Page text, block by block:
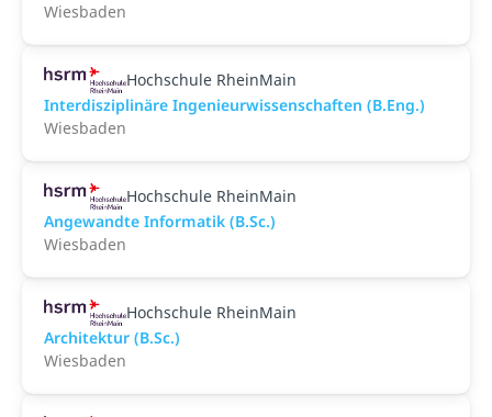
Wiesbaden
Hochschule RheinMain
Interdisziplinäre Ingenieurwissenschaften (B.Eng.)
Wiesbaden
Hochschule RheinMain
Angewandte Informatik (B.Sc.)
Wiesbaden
Hochschule RheinMain
Architektur (B.Sc.)
Wiesbaden